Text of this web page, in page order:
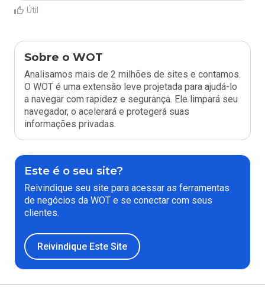
Útil
Sobre o WOT
Analisamos mais de 2 milhões de sites e contamos.
O WOT é uma extensão leve projetada para ajudá-lo
a navegar com rapidez e segurança. Ele limpará seu
navegador, o acelerará e protegerá suas
informações privadas.
Este é o seu site?
Reivindique seu site para acessar as ferramentas
de negócios da WOT e se conectar com seus
clientes.
Reivindique Este Site